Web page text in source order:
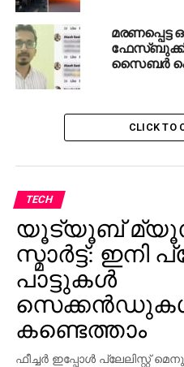
സൈബര്‍
CLICK TO
TECH
യൂട്യൂബ്
സ്മാര്‍ട്ട്: ഇനി
പാട്ടുകള്‍
കണ്ടെത്താം
ഫീച്ചര്‍ ഇപ്പോള്‍ പ്ലേലിസ്റ്റ്